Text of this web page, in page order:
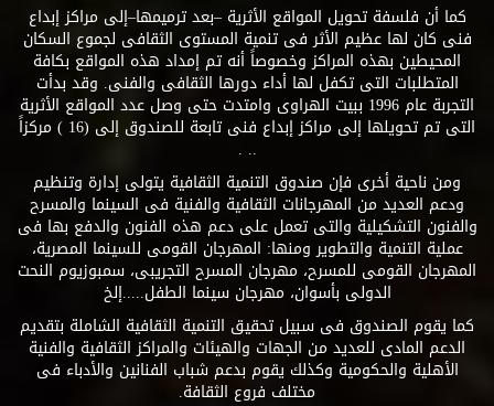
كما أن فلسفة تحويل المواقع الأثرية –بعد ترميمها–إلى مراكز إبداع
فنى كان لها عظيم الأثر فى تنمية المستوى الثقافى لجموع السكان
المحيطين بهذه المراكز وخصوصاً أنه تم إمداد هذه المواقع بكافة
المتطلبات التى تكفل لها أداء دورها الثقافى والفنى. وقد بدأت
التجربة عام 1996 ببيت الهراوى وامتدت حتى وصل عدد المواقع الأثرية
التى تم تحويلها إلى مراكز إبداع فنى تابعة للصندوق إلى (16 ) مركزاً
.. .
ومن ناحية أخرى فإن صندوق التنمية الثقافية يتولى إدارة وتنظيم
ودعم العديد من المهرجانات الثقافية والفنية فى السينما والمسرح
والفنون التشكيلية والتى تعمل على دعم هذه الفنون والدفع بها فى
عملية التنمية والتطوير ومنها: المهرجان القومى للسينما المصرية،
المهرجان القومى للمسرح، مهرجان المسرح التجريبى، سمبوزيوم النحت
الدولى بأسوان، مهرجان سينما الطفل.....إلخ
كما يقوم الصندوق فى سبيل تحقيق التنمية الثقافية الشاملة بتقديم
الدعم المادى للعديد من الجهات والهيئات والمراكز الثقافية والفنية
الأهلية والحكومية وكذلك يقوم بدعم شباب الفنانين والأدباء فى
مختلف فروع الثقافة.